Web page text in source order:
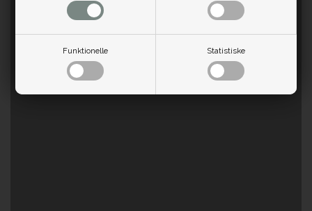
Funktionelle Statistiske